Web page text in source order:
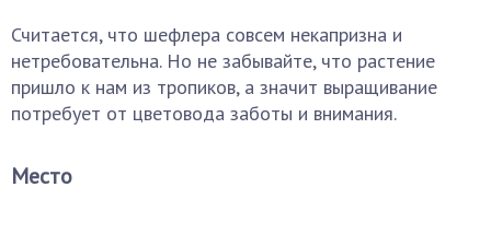
Считается, что шефлера совсем некапризна и
нетребовательна. Но не забывайте, что растение
пришло к нам из тропиков, а значит выращивание
потребует от цветовода заботы и внимания.
Место